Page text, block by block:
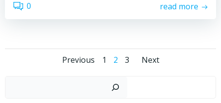
0 read more
Posts
navigation
Previous
Posts
navigation
Page
1 Page
2 Page
3
Posts
Next